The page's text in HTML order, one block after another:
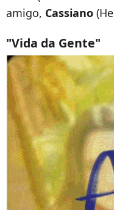
amigo, Cassiano
"Vida da Gente"